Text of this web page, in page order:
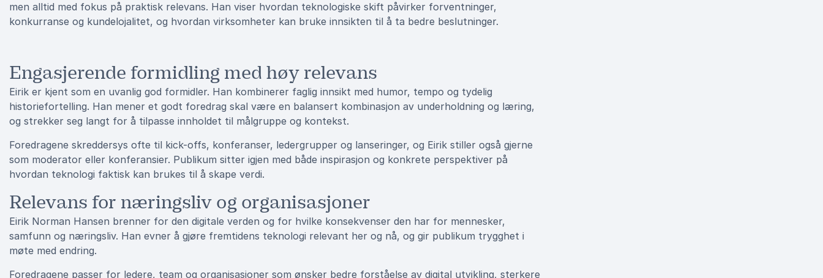
men alltid med fokus på praktisk relevans. Han viser hvordan teknologiske skift påvirker forventninger,
konkurranse og kundelojalitet, og hvordan virksomheter kan bruke innsikten til å ta bedre beslutninger.
Engasjerende formidling med høy relevans
Eirik er kjent som en uvanlig god formidler. Han kombinerer faglig innsikt med humor, tempo og tydelig
historiefortelling. Han mener et godt foredrag skal være en balansert kombinasjon av underholdning og læring,
og strekker seg langt for å tilpasse innholdet til målgruppe og kontekst.
Foredragene skreddersys ofte til kick-offs, konferanser, ledergrupper og lanseringer, og Eirik stiller også gjerne
som moderator eller konferansier. Publikum sitter igjen med både inspirasjon og konkrete perspektiver på
hvordan teknologi faktisk kan brukes til å skape verdi.
Relevans for næringsliv og organisasjoner
Eirik Norman Hansen brenner for den digitale verden og for hvilke konsekvenser den har for mennesker,
samfunn og næringsliv. Han evner å gjøre fremtidens teknologi relevant her og nå, og gir publikum trygghet i
møte med endring.
Foredragene passer for ledere, team og organisasjoner som ønsker bedre forståelse av digital utvikling, sterkere